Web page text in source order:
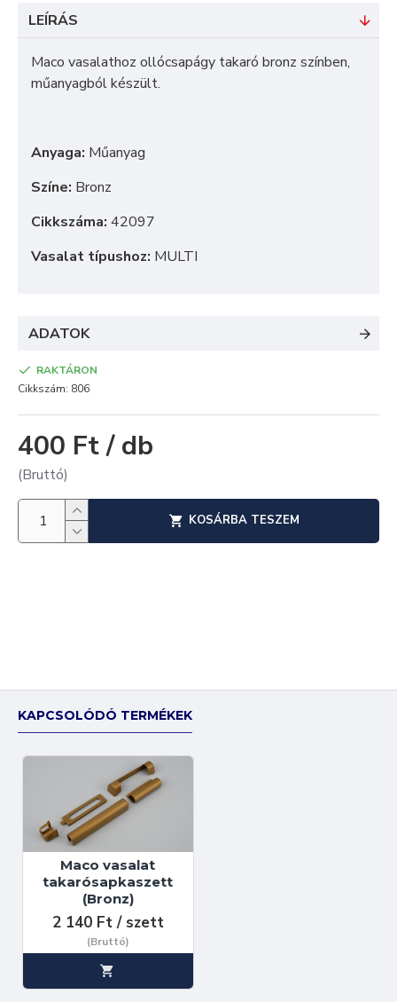
LEÍRÁS
Maco vasalathoz ollócsapágy takaró bronz színben,
műanyagból készült.
Anyaga: Műanyag
Színe: Bronz
Cikkszáma: 42097
Vasalat típushoz: MULTI
ADATOK
400 Ft / db
(Bruttó)
RAKTÁRON
Cikkszám: 806
KOSÁRBA TESZEM
KAPCSOLÓDÓ TERMÉKEK
Maco vasalat
takarósapkaszett
(Bronz)
2 140 Ft / szett
(Bruttó)